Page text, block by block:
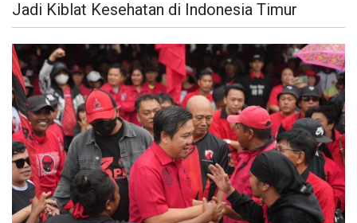
Jadi Kiblat Kesehatan di Indonesia Timur